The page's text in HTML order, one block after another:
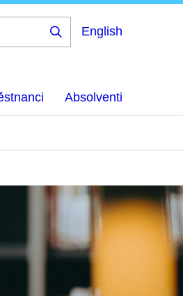
English
Absolventi